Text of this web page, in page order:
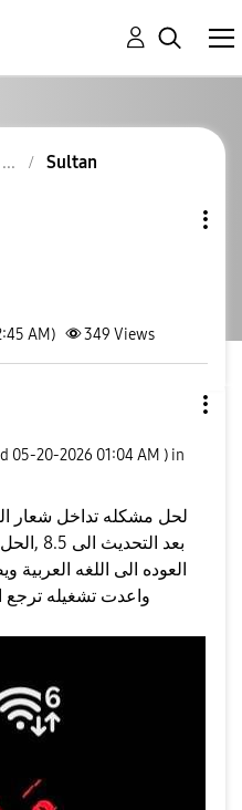
Sultan
AM) 349 Views
‎05-20-2026 01:04 AM ) in
لحل مشكله تداخل شعار
بعد
العوده الى اللغه